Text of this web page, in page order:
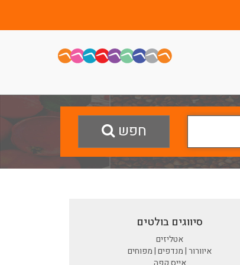
חפש
סיווגים בולטים
אטליזים
איוורור | מנדפים | מפוחים